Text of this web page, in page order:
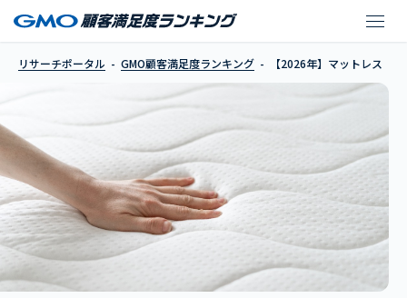
【2026年】マットレス
リサーチポータル GMO顧客満足度ランキング 【2026年】マットレス